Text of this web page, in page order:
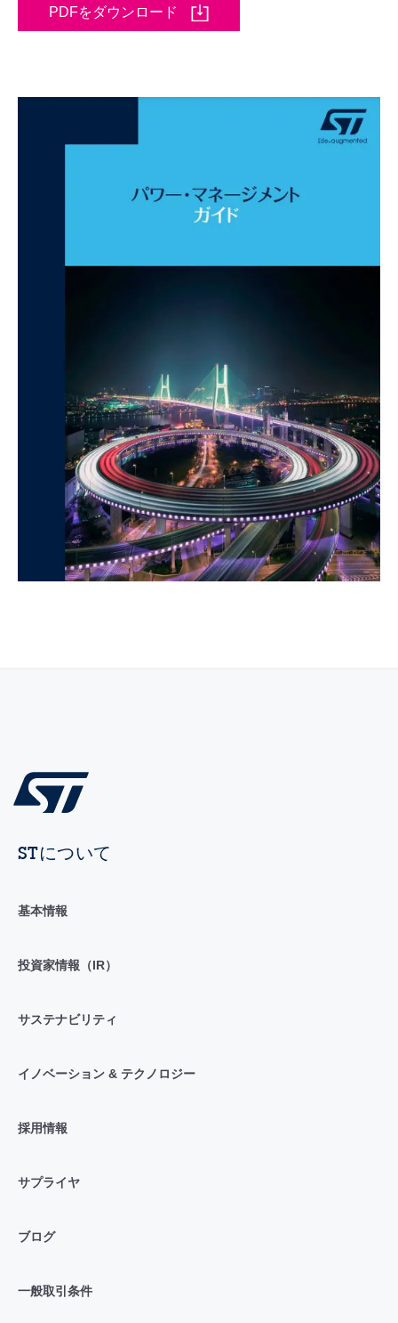
PDFをダウンロード
STについて
基本情報
投資家情報（IR）
サステナビリティ
イノベーション & テクノロジー
採用情報
サプライヤ
ブログ
一般取引条件